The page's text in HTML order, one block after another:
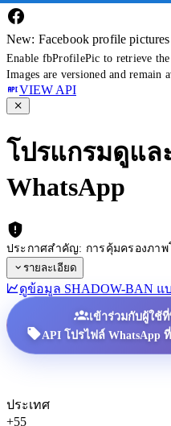
New: Facebook profile pictures
Enable fbProfilePic to retrieve
Images are versioned and remain
VIEW API
โปรแกรมดูแล
WhatsApp
ประกาศสำคัญ: การคุ้มครองภาพ
รายละเอียด
ดูข้อมูล SHADOW-BAN แ
เข้าร่วมกับผู้ใช้
API โปรไฟล์ WhatsApp
ประเทศ
+55